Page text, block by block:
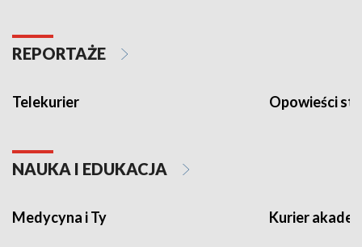
REPORTAŻE
Telekurier Opowieści
NAUKA I EDUKACJA
Medycyna i Ty Kurier